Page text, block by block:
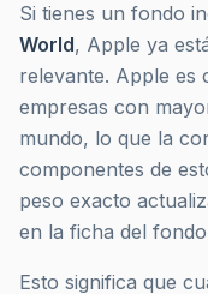
Si tienes un fondo
World, Apple ya
relevante. Apple es
empresas con
mundo, lo que la
componentes de
peso exacto
en la ficha del
Esto significa que